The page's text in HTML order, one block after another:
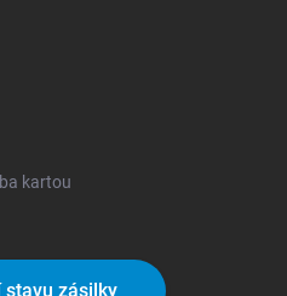
kartou
stavu zásilky